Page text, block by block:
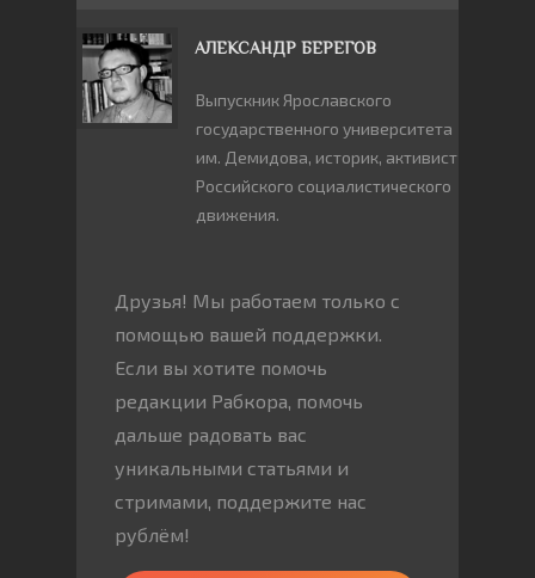
АЛЕКСАНДР БЕРЕГОВ
Выпускник Ярославского
государственного университета
им. Демидова, историк, активист
Российского социалистического
движения.
Друзья! Мы работаем только с
помощью вашей поддержки.
Если вы хотите помочь
редакции Рабкора, помочь
дальше радовать вас
уникальными статьями и
стримами, поддержите нас
рублём!